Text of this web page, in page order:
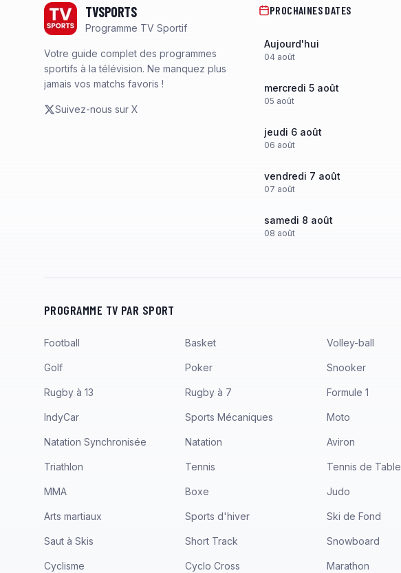
TVSPORTS
Programme TV Sportif
Votre guide complet des programmes
sportifs à la télévision. Ne manquez plus
jamais vos matchs favoris !
Suivez-nous sur X
PROCHAINES DATES
Aujourd'hui
04 août
mercredi 5 août
05 août
jeudi 6 août
06 août
vendredi 7 août
07 août
samedi 8 août
08 août
PROGRAMME TV PAR SPORT
Football Basket Volley-ball
Golf Poker Snooker
Rugby à 13 Rugby à 7 Formule 1
IndyCar Sports Mécaniques Moto
Natation Synchronisée Natation Aviron
Triathlon Tennis Tennis de Table
MMA Boxe Judo
Arts martiaux Sports d'hiver Ski de Fond
Saut à Skis Short Track Snowboard
Cyclisme Cyclo Cross Marathon